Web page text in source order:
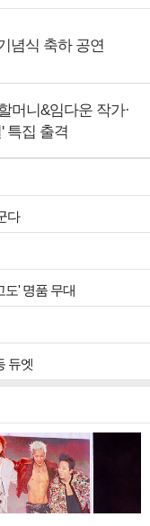
념식 축하 공연
머니&임다운 작가·
특집 출격
다
' 명품 무대
듀엣